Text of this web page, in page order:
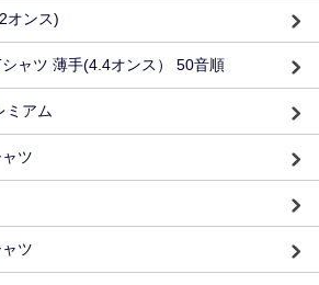
オンス)
ャツ 薄手(4.4オンス） 50音順
ミアム
ツ
ツ